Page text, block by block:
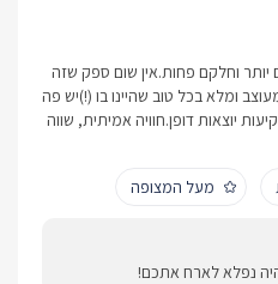
יותר וחלקם פחות.אין שום ספק שזה
ומלא בכל טוב שהיינו בו (!)יש פה
יוצאות דופן.חוויה אמיתית, שווה
מעל המצופה
נפלא לארח אתכם!